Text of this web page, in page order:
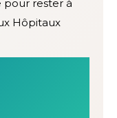
pour rester à
Hôpitaux